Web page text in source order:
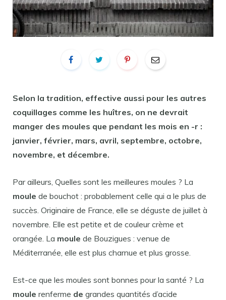
Selon la tradition, effective aussi pour les autres
coquillages comme les huîtres, on ne devrait
manger des moules que pendant les mois en -r :
janvier, février, mars, avril, septembre, octobre,
novembre, et décembre.
Par ailleurs, Quelles sont les meilleures moules ? La
moule de bouchot : probablement celle qui a le plus de
succès. Originaire de France, elle se déguste de juillet à
novembre. Elle est petite et de couleur crème et
orangée. La moule de Bouzigues : venue de
Méditerranée, elle est plus charnue et plus grosse.
Est-ce que les moules sont bonnes pour la santé ? La
moule renferme de grandes quantités d’acide